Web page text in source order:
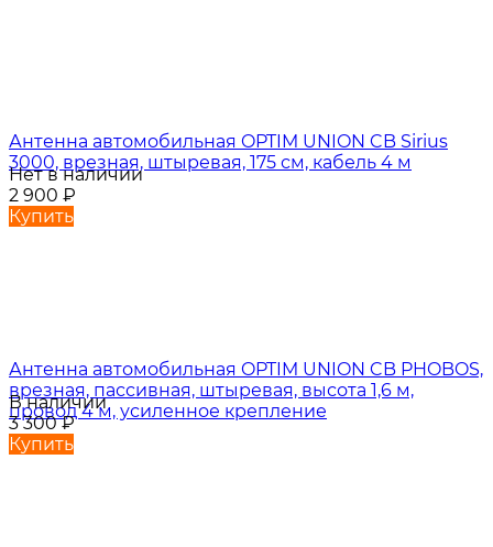
Антенна автомобильная OPTIM UNION CB Sirius
3000, врезная, штыревая, 175 см, кабель 4 м
Нет в наличии
2 900 ₽
Купить
Антенна автомобильная OPTIM UNION CB PHOBOS,
врезная, пассивная, штыревая, высота 1,6 м,
провод 4 м, усиленное крепление
В наличии
3 300₽
Купить